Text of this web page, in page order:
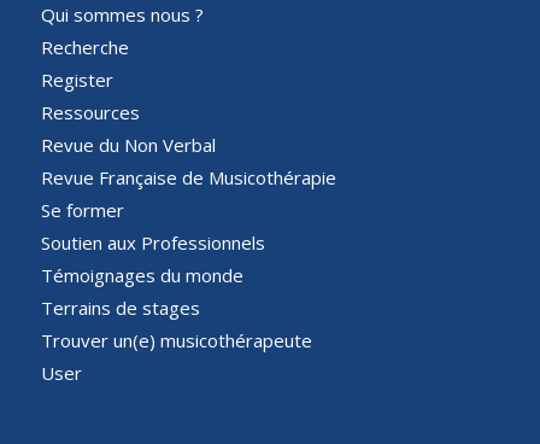
Qui sommes nous ?
Recherche
Register
Ressources
Revue du Non Verbal
Revue Française de Musicothérapie
Se former
Soutien aux Professionnels
Témoignages du monde
Terrains de stages
Trouver un(e) musicothérapeute
User